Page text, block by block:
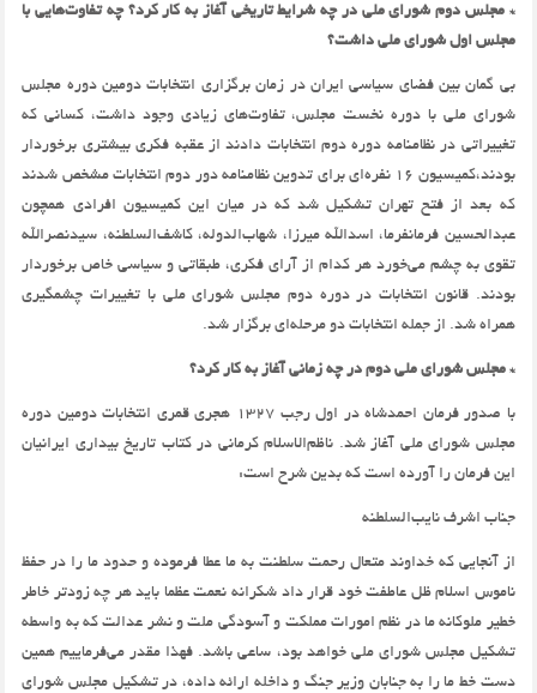
* مجلس دوم شورای ملی در چه شرایط تاریخی آغاز به کار کرد؟ چه تفاوت‌هایی با
مجلس اول شورای ملی داشت؟
بی گمان بین فضای سیاسی ایران در زمان برگزاری انتخابات دومین دوره مجلس
شورای ملی با دوره نخست مجلس، تفاوت‌های زیادی وجود داشت، کسانی که
تغییراتی در نظامنامه دوره دوم انتخابات دادند از عقبه فکری بیشتری برخوردار
بودند،کمیسیون 16 نفره‌ای برای تدوین نظامنامه دور دوم انتخابات مشخص شدند
که بعد از فتح تهران تشکیل شد که در میان این کمیسیون افرادی همچون
عبدالحسین فرمانفرما، اسدالله میرزا، شهاب‌الدوله، کاشف‌السلطنه، سیدنصرالله
تقوی به چشم می‌خورد هر کدام از آرای فکری، طبقاتی و سیاسی خاص برخوردار
بودند. قانون انتخابات در دوره دوم مجلس شورای ملی با تغییرات چشمگیری
همراه شد. از جمله انتخابات دو مرحله‌ای برگزار شد.
* مجلس شورای ملی دوم در چه زمانی آغاز به کار کرد؟
با صدور فرمان احمدشاه در اول رجب 1327 هجری قمری انتخابات دومین دوره
مجلس شورای ملی آغاز شد. ناظم‌الاسلام کرمانی در کتاب تاریخ بیداری ایرانیان
این فرمان را آورده است که بدین شرح است:
جناب اشرف نایب‌السلطنه
از آنجایی که خداوند متعال رحمت سلطنت به ما عطا فرموده و حدود ما را در حفظ
ناموس اسلام ظل عاطفت خود قرار داد شکرانه نعمت عظما باید هر چه زودتر خاطر
خطیر ملوکانه ما در نظم امورات مملکت و آسودگی ملت و نشر عدالت که به واسطه
تشکیل مجلس شورای ملی خواهد بود، ساعی باشد. فهذا مقدر می‌فرماییم همین
دست خط ما را به جنابان وزیر جنگ و داخله ارائه داده، در تشکیل مجلس شورای